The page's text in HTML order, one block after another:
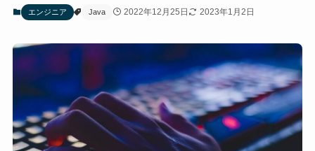
エンジニア Java 2022年12月25日 2023年1月2日